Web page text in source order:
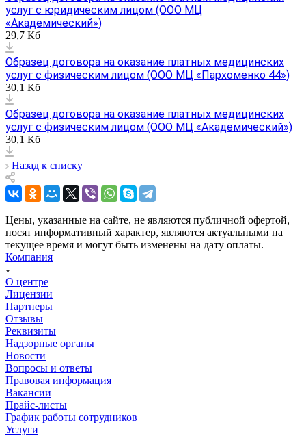
услуг с юридическим лицом (ООО МЦ
«Академический»)
29,7 Кб
Образец договора на оказание платных медицинских
услуг с физическим лицом (ООО МЦ «Пархоменко 44»)
30,1 Кб
Образец договора на оказание платных медицинских
услуг с физическим лицом (ООО МЦ «Академический»)
30,1 Кб
Назад к списку
Цены, указанные на сайте, не являются публичной офертой,
носят информативный характер, являются актуальными на
текущее время и могут быть изменены на дату оплаты.
Компания
О центре
Лицензии
Партнеры
Отзывы
Реквизиты
Надзорные органы
Новости
Вопросы и ответы
Правовая информация
Вакансии
Прайс-листы
График работы сотрудников
Услуги